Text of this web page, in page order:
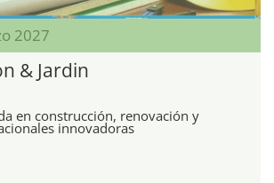
2027
& Jardin
en construcción, renovación y
innovadoras